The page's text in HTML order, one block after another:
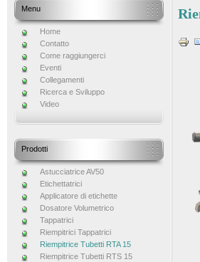
Menu
Home
Contatto
Come raggiungerci
Eventi
Collegamenti
Ricerca e Sviluppo
Video
Prodotti
Astucciatrice AV50
Etichettatrici
Applicatore di etichette
Dosatore Volumetrico
Tappatrici
Riempitrici Tappatrici
Riempitrice Tubetti RTA 15
Riempitrice Tubetti RTS 15